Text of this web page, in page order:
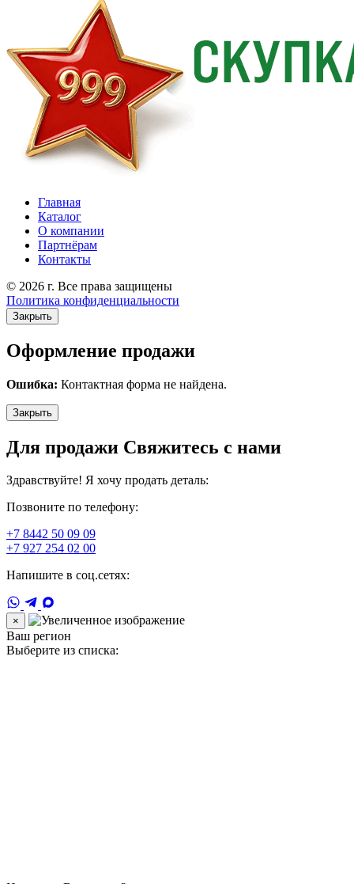
Главная
Каталог
О компании
Партнёрам
Контакты
© 2026 г. Все права защищены
Политика конфиденциальности
Закрыть
Оформление продажи
Ошибка: Контактная форма не найдена.
Закрыть
Для продажи Свяжитесь с нами
Здравствуйте! Я хочу продать деталь:
Позвоните по телефону:
+7 8442 50 09 09
+7 927 254 02 00
Напишите в соц.сетях:
×
Ваш регион
Выберите из списка: